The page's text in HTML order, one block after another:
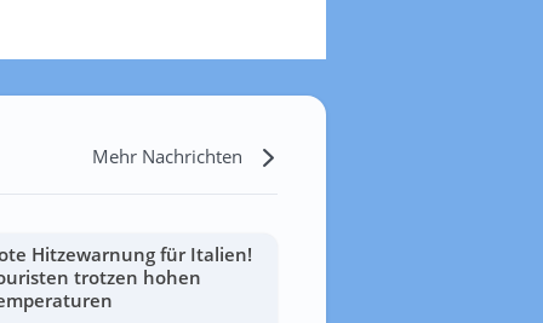
Mehr Nachrichten
Hitzewarnung für Italien!
trotzen hohen